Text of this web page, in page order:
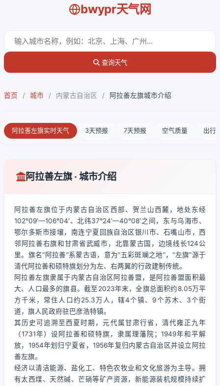
bwypr天气网
查询天气
首页 / 城市 / 内蒙古自治区 / 阿拉善左旗城市介绍
阿拉善左旗实时天气 3天预报 7天预报 空气质量 出行
阿拉善左旗 · 城市介绍
阿拉善左旗位于内蒙古自治区西部、贺兰山西麓，地处东经
102°09′—106°04′、北纬37°24′—40°08′之间，东与乌海市、
鄂尔多斯市接壤，南连宁夏回族自治区银川市、石嘴山市，西
邻阿拉善右旗和甘肃省武威市，北靠蒙古国，边境线长124公
里。旗名“阿拉善”系蒙古语，意为“五彩斑斓之地”，“左旗”源于
清代阿拉善和硕特旗划分为左、右两翼的行政建制传统。
阿拉善左旗隶属于内蒙古自治区阿拉善盟，是阿拉善盟面积最
大、人口最多的旗县。截至2023年末，全旗总面积约8.05万平
方千米，常住人口约25.3万人，辖4个镇、9个苏木、3个街
道，旗人民政府驻巴彦浩特镇。
其历史可追溯至西夏时期，元代属甘肃行省，清代雍正九年
（1731年）设阿拉善和硕特旗，隶属理藩院；1949年和平解
放，1954年划归宁夏省，1956年复归内蒙古自治区并设立阿拉
善左旗。
经济以清洁能源、盐化工、特色农牧业和文化旅游为主导。拥
有太西煤、天然碱、芒硝等矿产资源，新能源装机规模持续扩